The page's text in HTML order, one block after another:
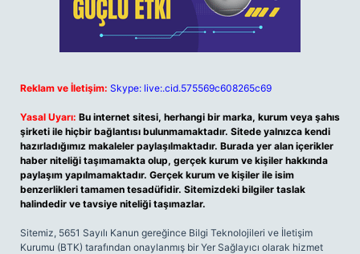
Reklam ve İletişim: Skype: live:.cid.575569c608265c69
Yasal Uyarı: Bu internet sitesi, herhangi bir marka, kurum veya şahıs
şirketi ile hiçbir bağlantısı bulunmamaktadır. Sitede yalnızca kendi
hazırladığımız makaleler paylaşılmaktadır. Burada yer alan içerikler
haber niteliği taşımamakta olup, gerçek kurum ve kişiler hakkında
paylaşım yapılmamaktadır. Gerçek kurum ve kişiler ile isim
benzerlikleri tamamen tesadüfidir. Sitemizdeki bilgiler taslak
halindedir ve tavsiye niteliği taşımazlar.
Sitemiz, 5651 Sayılı Kanun gereğince Bilgi Teknolojileri ve İletişim
Kurumu (BTK) tarafından onaylanmış bir Yer Sağlayıcı olarak hizmet